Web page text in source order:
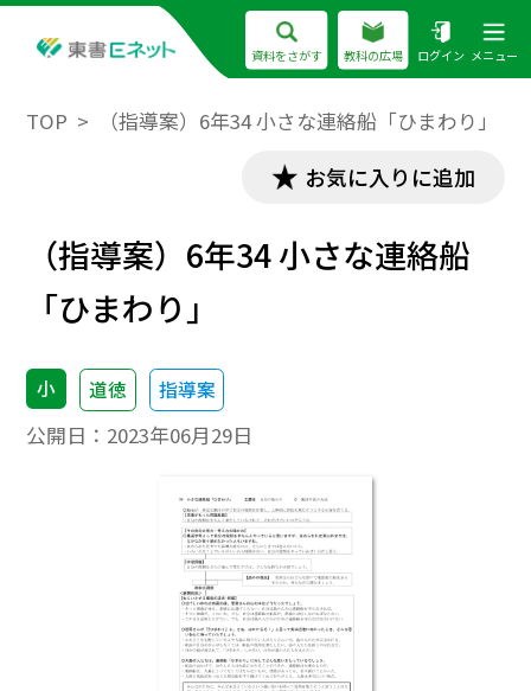
資料をさがす 教科の広場 ログイン メニュー
TOP （指導案）6年34 小さな連絡船「ひまわり」
お気に入りに追加
（指導案）6年34 小さな連絡船
「ひまわり」
小 道徳 指導案
公開日： 2023年06月29日